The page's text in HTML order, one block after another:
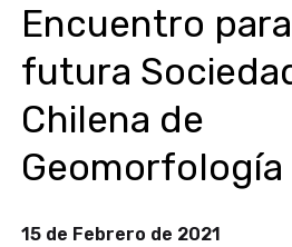
Encuentro
futura
Chilena de
Geomorfología
15 de Febrero de 2021